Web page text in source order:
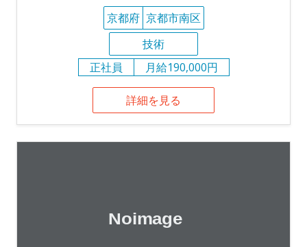
京都府 京都市南区
技術
正社員
月給190,000円
詳細を見る